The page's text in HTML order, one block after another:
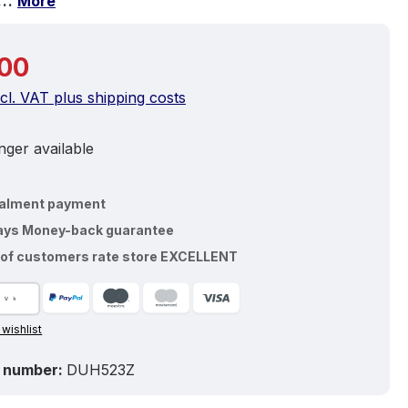
VAT plus shipping costs
available
payment
Money-back guarantee
of customers rate store EXCELLENT
DUH523Z